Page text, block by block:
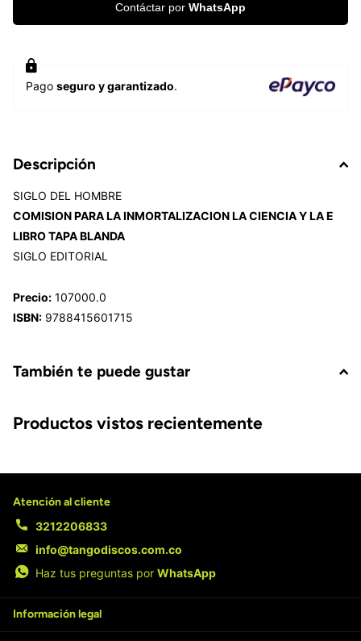
Contáctar por WhatsApp
Pago seguro y garantizado.
Descripción
SIGLO DEL HOMBRE
COMISION PARA LA INMORTALIZACION LA CIENCIA Y LA E
LIBRO TAPA BLANDA
SIGLO EDITORIAL
Precio: 107000.0
ISBN: 9788415601715
También te puede gustar
Productos vistos recientemente
Atención al cliente
3212206833
info@tangodiscos.com.co
Haz tus preguntas por WhatsApp
Información legal